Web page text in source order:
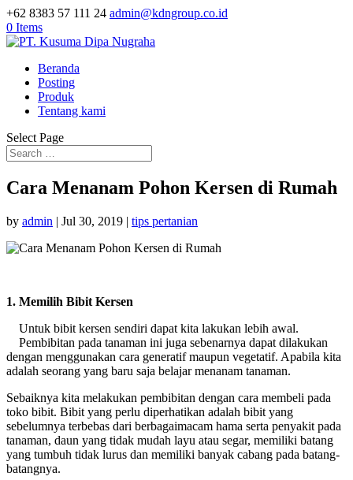
+62 8383 57 111 24 admin@kdngroup.co.id
0 Items
Beranda
Posting
Produk
Tentang kami
Select Page
Cara Menanam Pohon Kersen di Rumah
by admin | Jul 30, 2019 | tips pertanian
1. Memilih Bibit Kersen
Untuk bibit kersen sendiri dapat kita lakukan lebih awal.
Pembibitan pada tanaman ini juga sebenarnya dapat dilakukan
dengan menggunakan cara generatif maupun vegetatif. Apabila kita
adalah seorang yang baru saja belajar menanam tanaman.
Sebaiknya kita melakukan pembibitan dengan cara membeli pada
toko bibit. Bibit yang perlu diperhatikan adalah bibit yang
sebelumnya terbebas dari berbagaimacam hama serta penyakit pada
tanaman, daun yang tidak mudah layu atau segar, memiliki batang
yang tumbuh tidak lurus dan memiliki banyak cabang pada batang-
batangnya.